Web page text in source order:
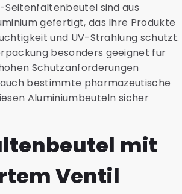
Seitenfaltenbeutel sind aus
gefertigt, das Ihre Produkte
und UV-Strahlung schützt.
besonders geeignet für
Schutzanforderungen
bestimmte pharmazeutische
Aluminiumbeuteln sicher
mit
Ventil